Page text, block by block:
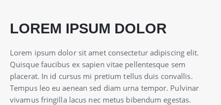
LOREM IPSUM DOLOR
Lorem ipsum dolor sit amet consectetur adipiscing elit.
Quisque faucibus ex sapien vitae pellentesque sem
placerat. In id cursus mi pretium tellus duis convallis.
Tempus leo eu aenean sed diam urna tempor. Pulvinar
vivamus fringilla lacus nec metus bibendum egestas.